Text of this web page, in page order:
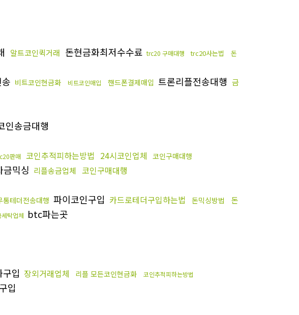
알트코인퀵거래 돈현금화최저수수료 trc20 구매대행 trc20사는법
돈
비트코인현금화 비트코인매입 핸드폰결제매입 트론리플전송대행 금
인송금대행
판매 코인추적피하는방법 24시코인업체 코인구매대행
금믹싱 리플송금업체 코인구매대행
통테더전송대행 파이코인구입 카드로테더구입하는법 돈믹싱방법
돈
탁업체 btc파는곳
입 장외거래업체 리플 모든코인현금화 코인추적피하는방법
입